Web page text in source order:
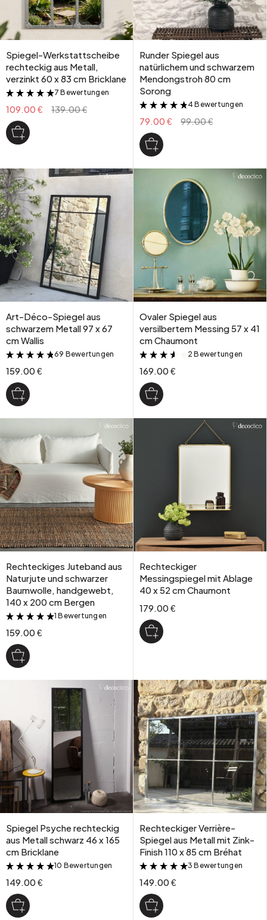
Spiegel-Werkstattscheibe
rechteckig aus Metall,
verzinkt 60 x 83 cm Bricklane
&
7 Bewertungen
109.00 € 139.00 €
Runder Spiegel aus
natürlichem und schwarzem
Mendongstroh 80 cm
Sorong
&
4 Bewertungen
79.00 € 99.00 €
Art-Déco-Spiegel aus
schwarzem Metall 97 x 67
cm Wallis
&
69 Bewertungen
159.00 €
Ovaler Spiegel aus
versilbertem Messing 57 x 41
cm Chaumont
&
2 Bewertungen
169.00 €
Rechteckiges Juteband aus
Naturjute und schwarzer
Baumwolle, handgewebt,
140 x 200 cm Bergen
&
1 Bewertungen
159.00 €
Rechteckiger
Messingspiegel mit Ablage
40 x 52 cm Chaumont
179.00 €
Spiegel Psyche rechteckig
aus Metall schwarz 46 x 165
cm Bricklane
&
10 Bewertungen
149.00 €
Rechteckiger Verrière-
Spiegel aus Metall mit Zink-
Finish 110 x 85 cm Bréhat
&
3 Bewertungen
149.00 €